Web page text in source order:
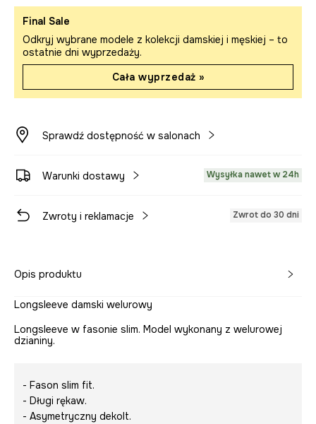
Final Sale
Odkryj wybrane modele z kolekcji damskiej i męskiej – to
ostatnie dni wyprzedaży.
Cała wyprzedaż »
Sprawdź dostępność w salonach
Warunki dostawy Wysyłka nawet w 24h
Zwroty i reklamacje Zwrot do 30 dni
Opis produktu
Longsleeve damski welurowy
Longsleeve w fasonie slim. Model wykonany z welurowej
dzianiny.
- Fason slim fit.
- Długi rękaw.
- Asymetryczny dekolt.